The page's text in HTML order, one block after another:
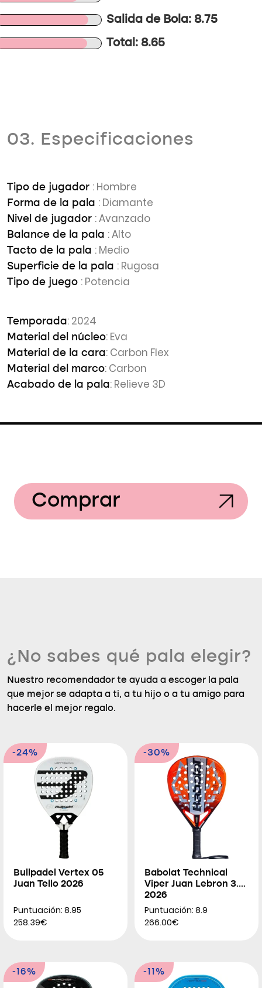
Salida de Bola: 8.75
Total: 8.65
03. Especificaciones
Tipo de jugador : Hombre
Forma de la pala : Diamante
Nivel de jugador : Avanzado
Balance de la pala : Alto
Tacto de la pala : Medio
Superficie de la pala : Rugosa
Tipo de juego : Potencia
Temporada: 2024
Material del núcleo: Eva
Material de la cara: Carbon Flex
Material del marco: Carbon
Acabado de la pala: Relieve 3D
Comprar
¿No sabes qué pala elegir?
Nuestro recomendador te ayuda a escoger la pala
que mejor se adapta a ti, a tu hijo o a tu amigo para
hacerle el mejor regalo.
-24%
Bullpadel Vertex 05
Juan Tello 2026
Puntuación: 8.95
258.39€
-30%
Babolat Technical
Viper Juan Lebron 3.0
2026
Puntuación: 8.9
266.00€
-16% -11%